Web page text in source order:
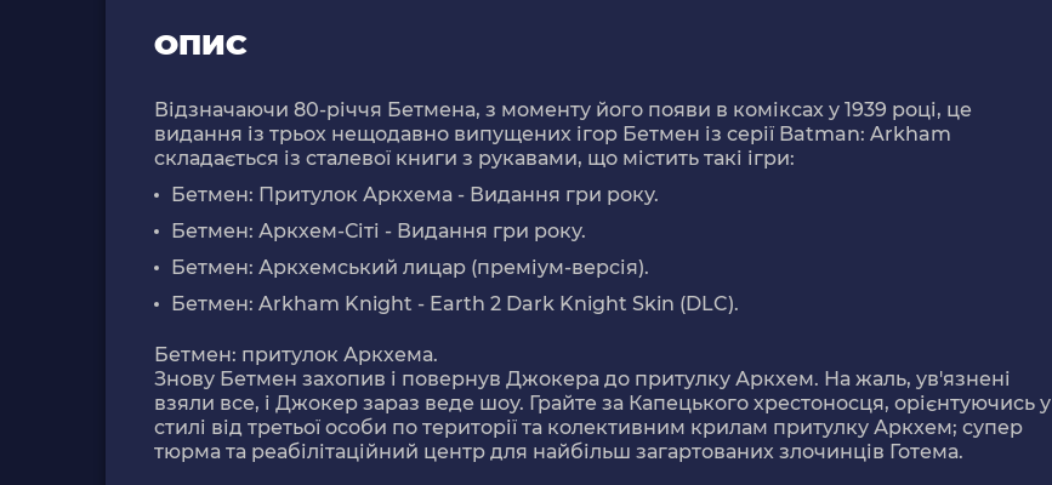
ОПИС
Відзначаючи 80-річчя Бетмена, з моменту його появи в коміксах у 1939 році, це
видання із трьох нещодавно випущених ігор Бетмен із серії Batman: Arkham
складається із сталевої книги з рукавами, що містить такі ігри:
Бетмен: Притулок Аркхема - Видання гри року.
Бетмен: Аркхем-Сіті - Видання гри року.
Бетмен: Аркхемський лицар (преміум-версія).
Бетмен: Arkham Knight - Earth 2 Dark Knight Skin (DLC).
Бетмен: притулок Аркхема.
Знову Бетмен захопив і повернув Джокера до притулку Аркхем. На жаль, ув'язнені
взяли все, і Джокер зараз веде шоу. Грайте за Капецького хрестоносця, орієнтуючись у
стилі від третьої особи по території та колективним крилам притулку Аркхем; супер
тюрма та реабілітаційний центр для найбільш загартованих злочинців Готема.